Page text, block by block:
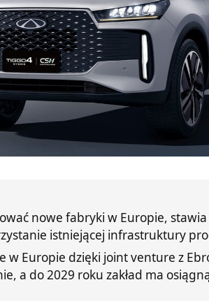
nowe fabryki w Europie,
istniejącej infrastruktury
w Europie dzięki joint venture z
a do 2029 roku zakład ma